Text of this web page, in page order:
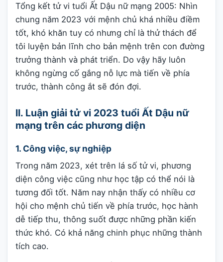
Tổng kết tử vi tuổi Ất Dậu nữ mạng 2005: Nhìn
chung năm 2023 với mệnh chủ khá nhiều điềm
tốt, khó khăn tuy có nhưng chỉ là thử thách để
tôi luyện bản lĩnh cho bản mệnh trên con đường
trưởng thành và phát triển. Do vậy hãy luôn
không ngừng cố gắng nỗ lực mà tiến về phía
trước, thành công ắt sẽ đón đợi.
II. Luận giải tử vi 2023 tuổi Ất Dậu nữ
mạng trên các phương diện
1. Công việc, sự nghiệp
Trong năm 2023, xét trên lá số tử vi, phương
diện công việc cũng như học tập có thể nói là
tương đối tốt. Năm nay nhận thấy có nhiều cơ
hội cho mệnh chủ tiến về phía trước, học hành
dễ tiếp thu, thông suốt được những phần kiến
thức khó. Có khả năng chinh phục những thành
tích cao.